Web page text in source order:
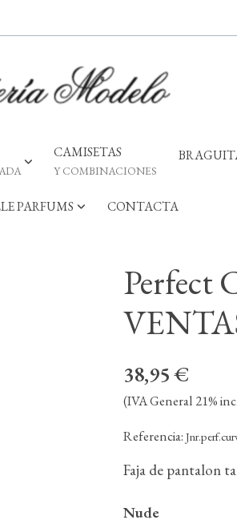
CAMISETAS
Y COMBINACIONES
PARFUMS CONTACTA
Perfect
38,95 €
(IVA General 21%
Referencia:
Faja de pantalon
Nude